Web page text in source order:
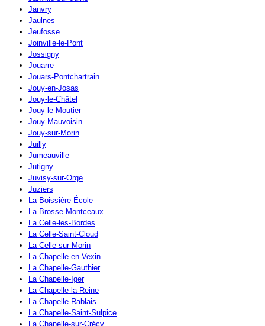
Janvry
Jaulnes
Jeufosse
Joinville-le-Pont
Jossigny
Jouarre
Jouars-Pontchartrain
Jouy-en-Josas
Jouy-le-Châtel
Jouy-le-Moutier
Jouy-Mauvoisin
Jouy-sur-Morin
Juilly
Jumeauville
Jutigny
Juvisy-sur-Orge
Juziers
La Boissière-École
La Brosse-Montceaux
La Celle-les-Bordes
La Celle-Saint-Cloud
La Celle-sur-Morin
La Chapelle-en-Vexin
La Chapelle-Gauthier
La Chapelle-Iger
La Chapelle-la-Reine
La Chapelle-Rablais
La Chapelle-Saint-Sulpice
La Chapelle-sur-Crécy